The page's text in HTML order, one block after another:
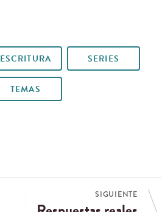
ESCRITURA SERIES
TEMAS
SIGUIENTE